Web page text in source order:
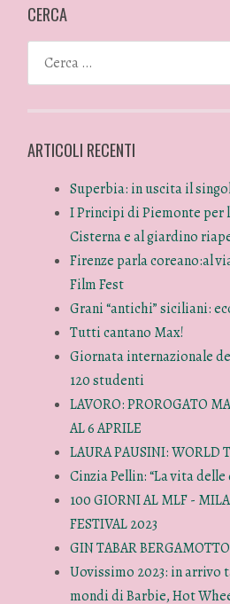
CERCA
ARTICOLI RECENTI
Superbia: in uscita il
I Principi di Piemonte per
Cisterna e al giardino
Firenze parla coreano:al
Film Fest
Grani “antichi” siciliani:
Tutti cantano Max!
Giornata internazionale
120 studenti
LAVORO: PROROGATO
AL 6 APRILE
LAURA PAUSINI: WORLD
Cinzia Pellin: “La vita delle
100 GIORNI AL MLF -
FESTIVAL 2023
GIN TABAR BERGAMOTTO
Uovissimo 2023: in arrivo
mondi di Barbie, Hot